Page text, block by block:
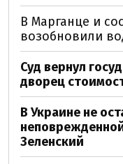
В Марганце и
возобновили
Суд вернул
дворец
В Украине не
Зеленский